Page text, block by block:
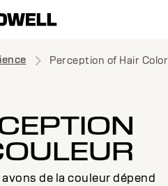
Perception of Hair Color
de la couleur dépend